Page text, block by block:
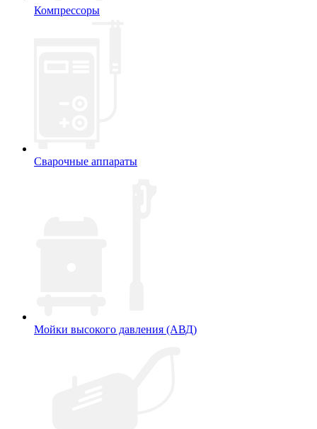
Компрессоры
Сварочные аппараты
Мойки высокого давления (АВД)